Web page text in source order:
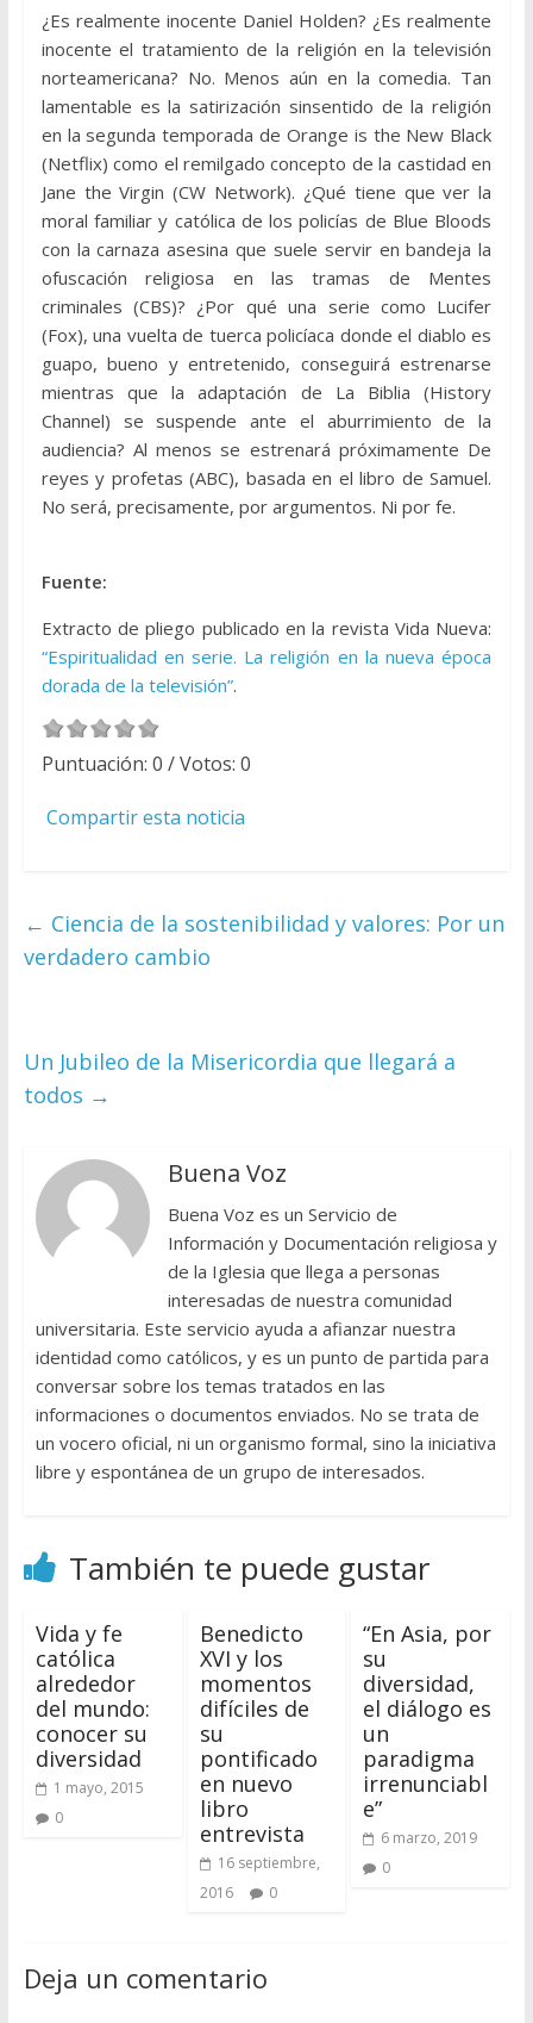
¿Es realmente inocente Daniel Holden? ¿Es realmente
inocente el tratamiento de la religión en la televisión
norteamericana? No. Menos aún en la comedia. Tan
lamentable es la satirización sinsentido de la religión
en la segunda temporada de Orange is the New Black
(Netflix) como el remilgado concepto de la castidad en
Jane the Virgin (CW Network). ¿Qué tiene que ver la
moral familiar y católica de los policías de Blue Bloods
con la carnaza asesina que suele servir en bandeja la
ofuscación religiosa en las tramas de Mentes
criminales (CBS)? ¿Por qué una serie como Lucifer
(Fox), una vuelta de tuerca policíaca donde el diablo es
guapo, bueno y entretenido, conseguirá estrenarse
mientras que la adaptación de La Biblia (History
Channel) se suspende ante el aburrimiento de la
audiencia? Al menos se estrenará próximamente De
reyes y profetas (ABC), basada en el libro de Samuel.
No será, precisamente, por argumentos. Ni por fe.
Fuente:
Extracto de pliego publicado en la revista Vida Nueva:
“Espiritualidad en serie. La religión en la nueva época
dorada de la televisión”.
Puntuación: 0 / Votos: 0
Compartir esta noticia
← Ciencia de la sostenibilidad y valores: Por un
verdadero cambio
Un Jubileo de la Misericordia que llegará a
todos →
Buena Voz
Buena Voz es un Servicio de
Información y Documentación religiosa y
de la Iglesia que llega a personas
interesadas de nuestra comunidad
universitaria. Este servicio ayuda a afianzar nuestra
identidad como católicos, y es un punto de partida para
conversar sobre los temas tratados en las
informaciones o documentos enviados. No se trata de
un vocero oficial, ni un organismo formal, sino la iniciativa
libre y espontánea de un grupo de interesados.
También te puede gustar
Vida y fe
católica
alrededor
del mundo:
conocer su
diversidad
1 mayo, 2015
0
Benedicto
XVI y los
momentos
difíciles de
su
pontificado
en nuevo
libro
entrevista
16 septiembre,
2016
0
“En Asia, por
su
diversidad,
el diálogo es
un
paradigma
irrenunciabl
e”
6 marzo, 2019
0
Deja un comentario